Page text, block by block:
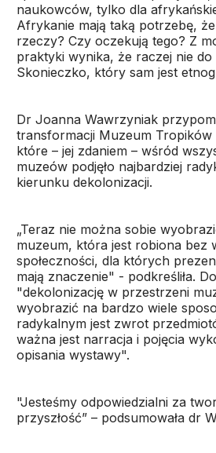
naukowców, tylko dla
Afrykanie mają taką potrzebę,
rzeczy? Czy oczekują tego? Z
praktyki wynika, że raczej nie do
Skonieczko, który sam jest
Dr Joanna Wawrzyniak
transformacji Muzeum Tropików
które – jej zdaniem – wśród
muzeów podjęło najbardziej
kierunku dekolonizacji.
„Teraz nie można sobie
muzeum, która jest robiona bez
społeczności, dla których
mają znaczenie" - podkreśliła.
"dekolonizację w przestrzeni
wyobrazić na bardzo wiele
radykalnym jest zwrot
ważna jest narracja i pojęcia
opisania wystawy".
"Jesteśmy odpowiedzialni za
przyszłość” – podsumowała dr